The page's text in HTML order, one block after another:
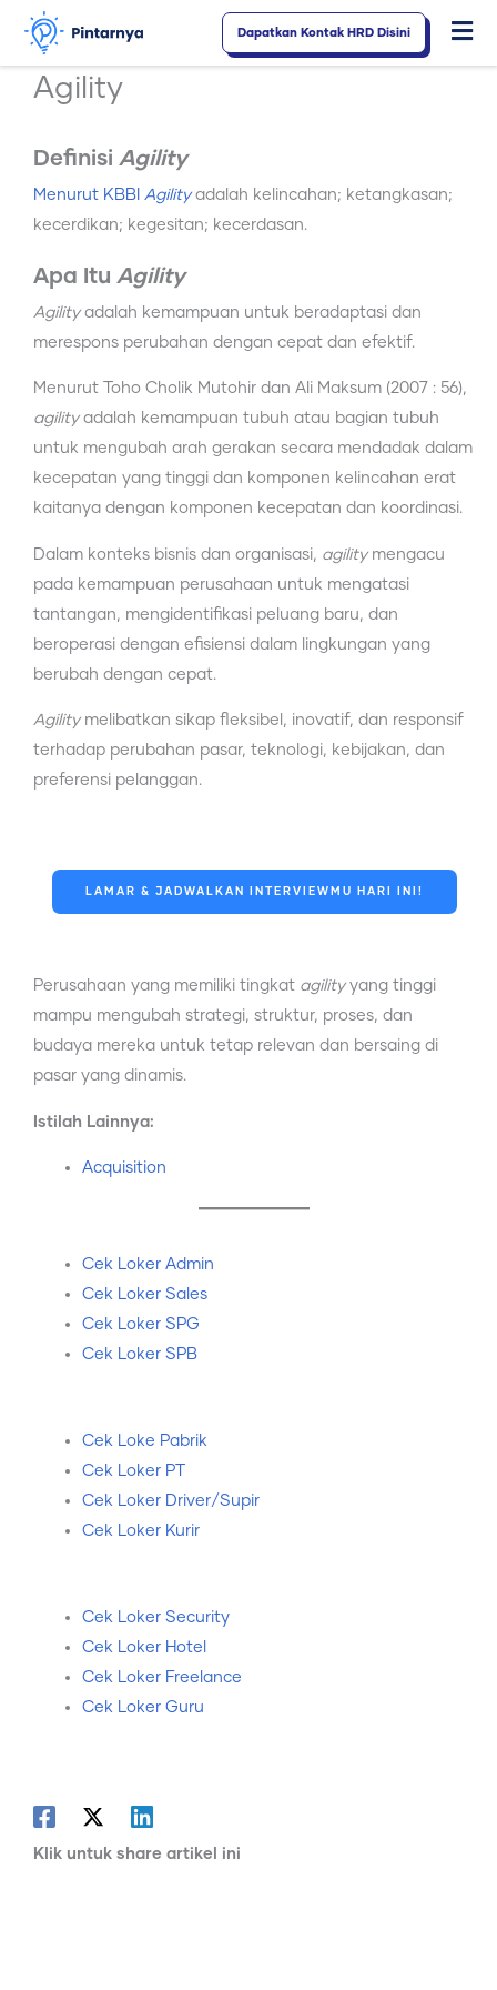
Lewati
konten
Dapatkan Kontak HRD Disini
Agility
Definisi Agility
Menurut KBBI Agilityadalah kelincahan; ketangkasan;
kecerdikan; kegesitan; kecerdasan.
Apa Itu Agility
Agility adalah kemampuan untuk beradaptasi dan
merespons perubahan dengan cepat dan efektif.
Menurut Toho Cholik Mutohir dan Ali Maksum (2007 : 56),
agilityadalah kemampuan tubuh atau bagian tubuh
untuk mengubah arah gerakan secara mendadak dalam
kecepatan yang tinggi dan komponen kelincahan erat
kaitanya dengan komponen kecepatan dan koordinasi.
Dalam konteks bisnis dan organisasi, agilitymengacu
pada kemampuan perusahaan untuk mengatasi
tantangan, mengidentifikasi peluang baru, dan
beroperasi dengan efisiensi dalam lingkungan yang
berubah dengan cepat.
Agilitymelibatkan sikap fleksibel, inovatif, dan responsif
terhadap perubahan pasar, teknologi, kebijakan, dan
preferensi pelanggan.
LAMAR & JADWALKAN INTERVIEWMU HARI INI!
Perusahaan yang memiliki tingkat agilityyang tinggi
mampu mengubah strategi, struktur, proses, dan
budaya mereka untuk tetap relevan dan bersaing di
pasar yang dinamis.
Istilah Lainnya:
Acquisition
Cek Loker Admin
Cek Loker Sales
Cek Loker SPG
Cek Loker SPB
Cek Loke Pabrik
Cek Loker PT
Cek Loker Driver/Supir
Cek Loker Kurir
Cek Loker Security
Cek Loker Hotel
Cek Loker Freelance
Cek Loker Guru
Klik untuk share artikel ini